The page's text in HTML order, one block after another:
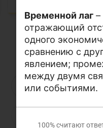
Глоссарий
Книги по
Видео
Проекты
Фотогалерея
А Б В
Временной лаг –
отражающий
одного
сравнению с
явлением;
между двумя
или событиями.
100%считают